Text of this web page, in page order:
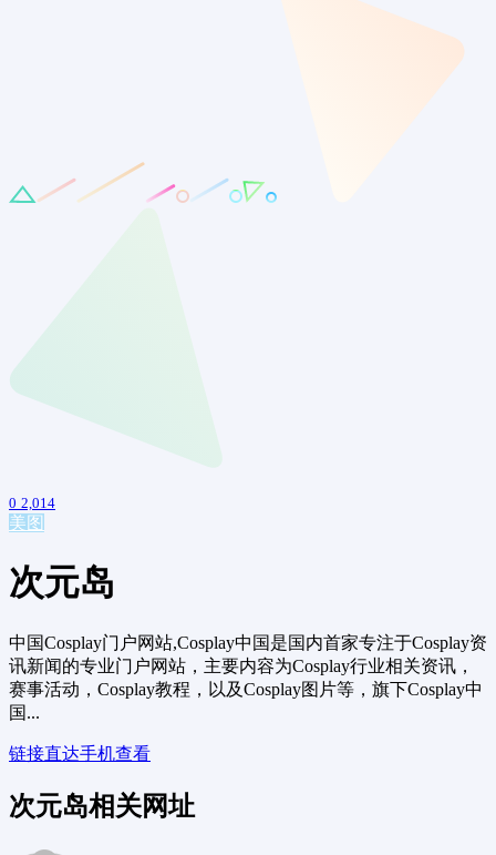
0 2,014
美图
次元岛
中国Cosplay门户网站,Cosplay中国是国内首家专注于Cosplay资
讯新闻的专业门户网站，主要内容为Cosplay行业相关资讯，
赛事活动，Cosplay教程，以及Cosplay图片等，旗下Cosplay中
国...
链接直达手机查看
次元岛相关网址